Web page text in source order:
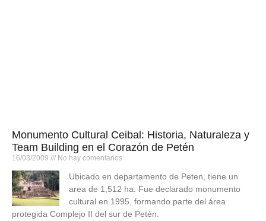
Monumento Cultural Ceibal: Historia, Naturaleza y
Team Building en el Corazón de Petén
16/03/2009 No hay comentarios
Ubicado en departamento de Peten, tiene un
area de 1,512 ha. Fue declarado monumento
cultural en 1995, formando parte del área
protegida Complejo II del sur de Petén.